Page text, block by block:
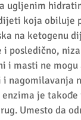
ugljenim
koja obiluje
na ketogenu
posledično,
i masti ne mogu
nagomilavanja
je takođe
Umesto da